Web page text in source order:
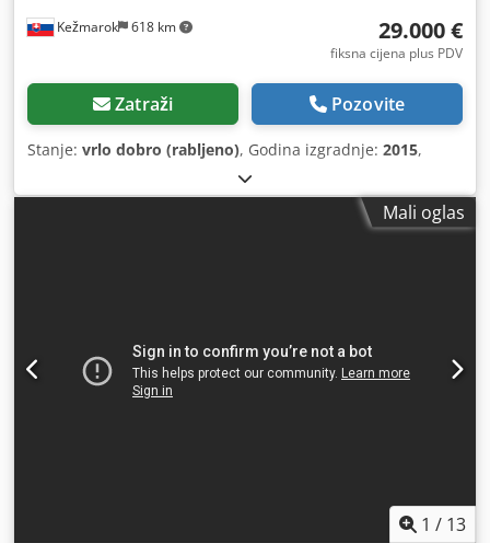
Kežmarok 618 km 29.000 €
fiksna cijena plus PDV
Zatraži Pozovite
Stanje: vrlo dobro (rabljeno), Godina izgradnje: 2015,
Mali oglas
1 / 13